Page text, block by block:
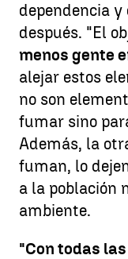
dependencia
después. "El
menos gente
alejar estos
no son
fumar sino
Además, la
fuman, lo
a la población
ambiente.
"Con todas